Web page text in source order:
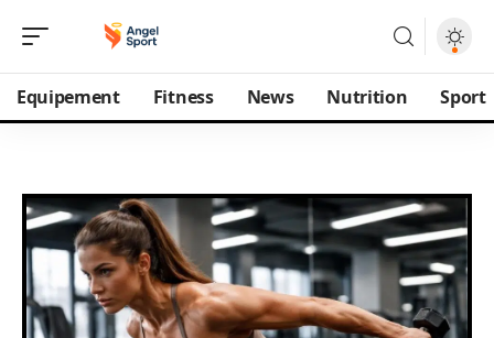
Equipement Fitness News Nutrition Sport